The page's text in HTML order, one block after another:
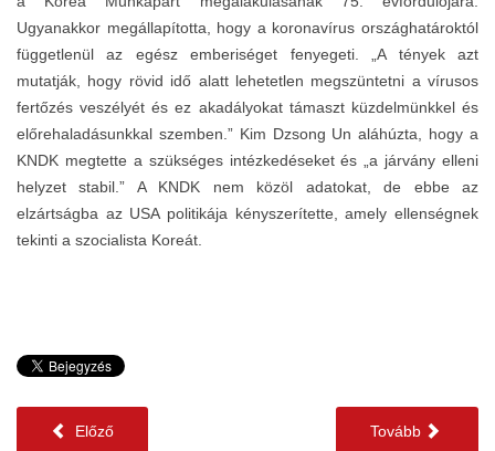
Ugyanakkor megállapította, hogy a koronavírus országhatároktól
függetlenül az egész emberiséget fenyegeti. „A tények azt
mutatják, hogy rövid idő alatt lehetetlen megszüntetni a vírusos
fertőzés veszélyét és ez akadályokat támaszt küzdelmünkkel és
előrehaladásunkkal szemben.” Kim Dzsong Un aláhúzta, hogy a
KNDK megtette a szükséges intézkedéseket és „a járvány elleni
helyzet stabil.” A KNDK nem közöl adatokat, de ebbe az
elzártságba az USA politikája kényszerítette, amely ellenségnek
tekinti a szocialista Koreát.
Előző Tovább